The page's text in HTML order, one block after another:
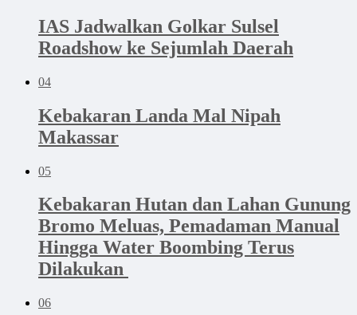
IAS Jadwalkan Golkar Sulsel
Roadshow ke Sejumlah Daerah
04
Kebakaran Landa Mal Nipah
Makassar
05
‎Kebakaran Hutan dan Lahan Gunung
Bromo Meluas, Pemadaman Manual
Hingga Water Boombing Terus
Dilakukan ‎
06